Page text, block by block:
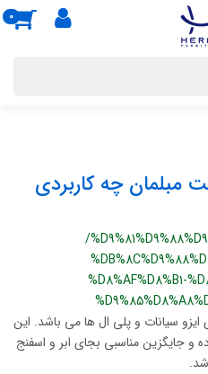
0
مبلمان چه کاربردی
/
%D8%AF%D8%B1-
ایزو سیانات و پلی ال ها می باشد. این
و جایگزین مناسبی بجای ابر و اسفنج